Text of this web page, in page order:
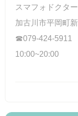
スマフォドクタ
加古川市平岡町
☎079-424-5911
10:00~20:00